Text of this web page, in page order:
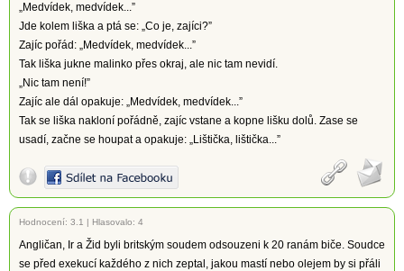
„Medvídek, medvídek...”
Jde kolem liška a ptá se: „Co je, zajíci?”
Zajíc pořád: „Medvídek, medvídek...”
Tak liška jukne malinko přes okraj, ale nic tam nevidí.
„Nic tam není!”
Zajíc ale dál opakuje: „Medvídek, medvídek...”
Tak se liška nakloní pořádně, zajíc vstane a kopne lišku dolů. Zase se
usadí, začne se houpat a opakuje: „Lištička, lištička...”
Hodnocení: 3.1 | Hlasovalo: 4
Angličan, Ir a Žid byli britským soudem odsouzeni k 20 ranám biče. Soudce
se před exekucí každého z nich zeptal, jakou mastí nebo olejem by si přáli